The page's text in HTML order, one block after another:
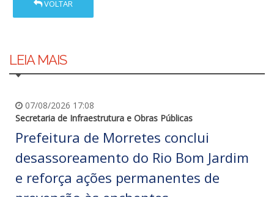
VOLTAR
LEIA MAIS
07/08/2026 17:08
Secretaria de Infraestrutura e Obras Públicas
Prefeitura de Morretes conclui
desassoreamento do Rio Bom Jardim
e reforça ações permanentes de